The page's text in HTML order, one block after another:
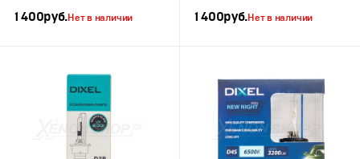
1 400руб.Нет в наличии 1 400руб.Нет в наличии